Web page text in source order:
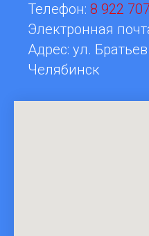
Телефон: 8 922
Электронная
Адрес: ул.
Челябинск